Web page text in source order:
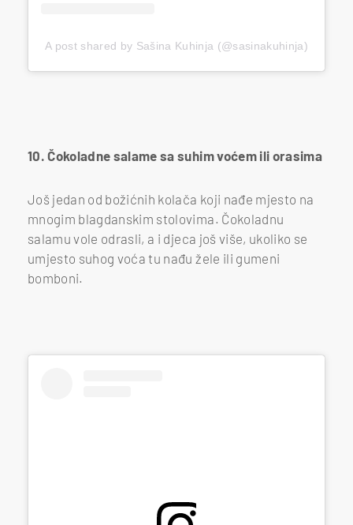
A post shared by Sašina Kuhinja (@sasinakuhinja)
10. Čokoladne salame sa suhim voćem ili orasima
Još jedan od božićnih kolača koji nađe mjesto na
mnogim blagdanskim stolovima. Čokoladnu
salamu vole odrasli, a i djeca još više, ukoliko se
umjesto suhog voća tu nađu žele ili gumeni
bomboni.